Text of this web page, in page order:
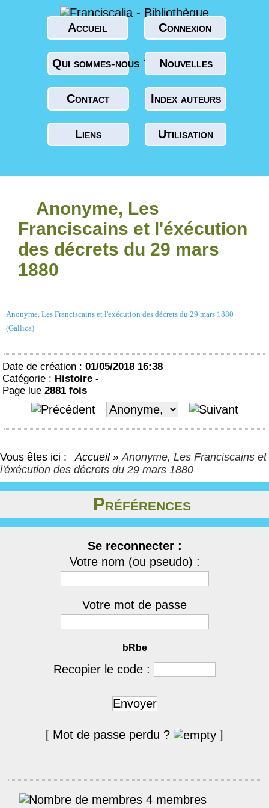
Accueil Connexion
Qui sommes-nous ? Nouvelles
Contact Index auteurs
Liens Utilisation
Anonyme, Les
Franciscains et l'éxécution
des décrets du 29 mars
1880
Anonyme, Les Franciscains et l'exécution des décrets du 29 mars 1880
(Gallica)
Date de création : 01/05/2018 16:38
Catégorie : Histoire -
Page lue 2881 fois
Vous êtes ici : Accueil »Anonyme, Les Franciscains et
l'éxécution des décrets du 29 mars 1880
Préférences
Se reconnecter :
Votre nom (ou pseudo) :
Votre mot de passe
bRbe
Recopier le code :
Envoyer
[ Mot de passe perdu ? ]
4 membres